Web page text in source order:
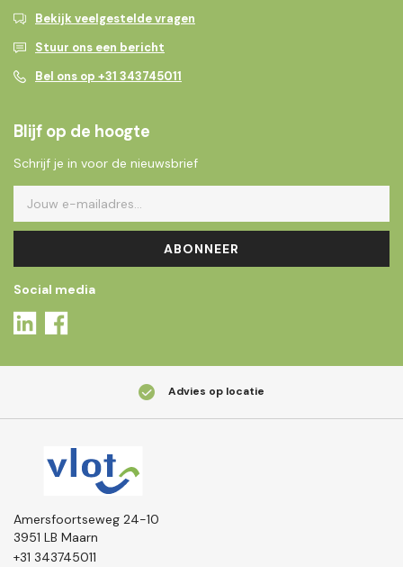
Bekijk veelgestelde vragen
Stuur ons een bericht
Bel ons op +31 343745011
Blijf op de hoogte
Schrijf je in voor de nieuwsbrief
ABONNEER
Social media
Advies op locatie
Amersfoortseweg 24-10
3951 LB Maarn
+31 343745011